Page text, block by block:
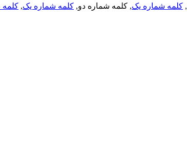
, کلمه شماره یک, کلمه شماره دو, کلمه شماره یک, کلمه